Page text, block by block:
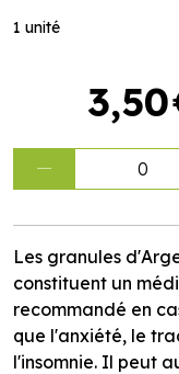
1 unité
3,50
0
Les granules
constituent un
recommandé en
que l'anxiété, le
l'insomnie. Il peut